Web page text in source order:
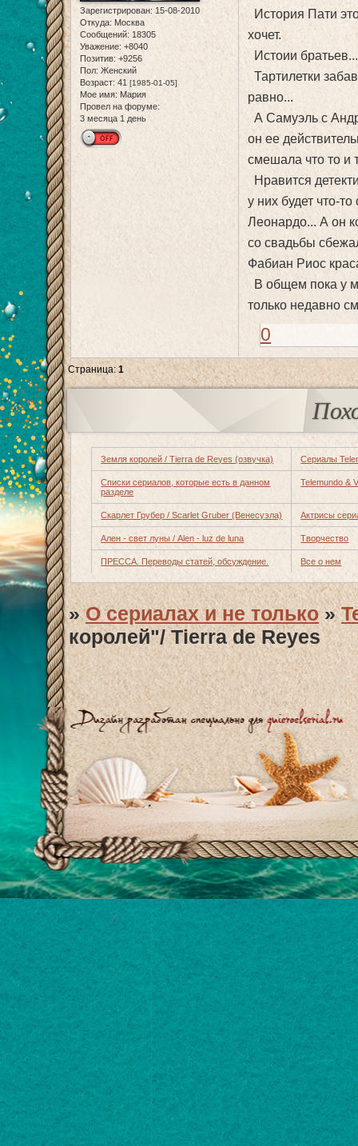
Зарегистрирован: 15-08-2010
Откуда: Москва
Сообщений: 18305
Уважение: +8040
Позитив: +9256
Пол: Женский
Возраст: 41 [1985-01-05]
Мое имя: Мария
Провел на форуме:
3 месяца 1 день
История Пати
хочет.
Истоии братьев...
Тартилетки
равно...
А Самуэль с
он ее
смешала что то и
Нравится
у них будет что-
Леонардо... А он
со свадьбы
Фабиан Риос
В общем пока у
только недавно
0
Страница:1
Земля королей / Tierra de Reyes (озвучка) Сериалы
Списки сериалов, которые есть в данном
разделе
Telemundo &
Скарлет Грубер / Scarlet Gruber (Венесуэла) Актрисы
Ален - свет луны / Alen - luz de luna Творчество
ПРЕССА. Переводы статей, обсуждение. Все о нем
»О сериалах и не только »
королей"/ Tierra de Reyes